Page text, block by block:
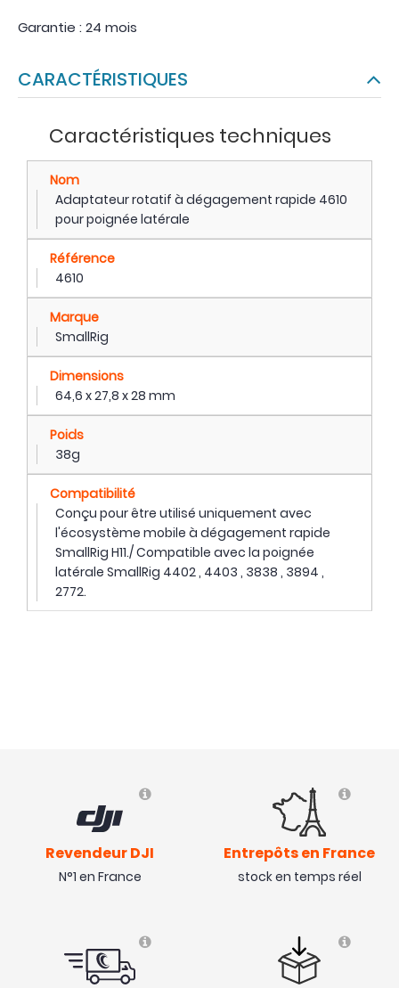
Garantie : 24 mois
CARACTÉRISTIQUES
Caractéristiques techniques
Nom
Adaptateur rotatif à dégagement rapide 4610
pour poignée latérale
Référence
4610
Marque
SmallRig
Dimensions
64,6 x 27,8 x 28 mm
Poids
38g
Compatibilité
Conçu pour être utilisé uniquement avec
l'écosystème mobile à dégagement rapide
SmallRig H11./ Compatible avec la poignée
latérale SmallRig 4402 , 4403 , 3838 , 3894 ,
2772.
Revendeur DJI
N°1 en France
Entrepôts en France
stock en temps réel